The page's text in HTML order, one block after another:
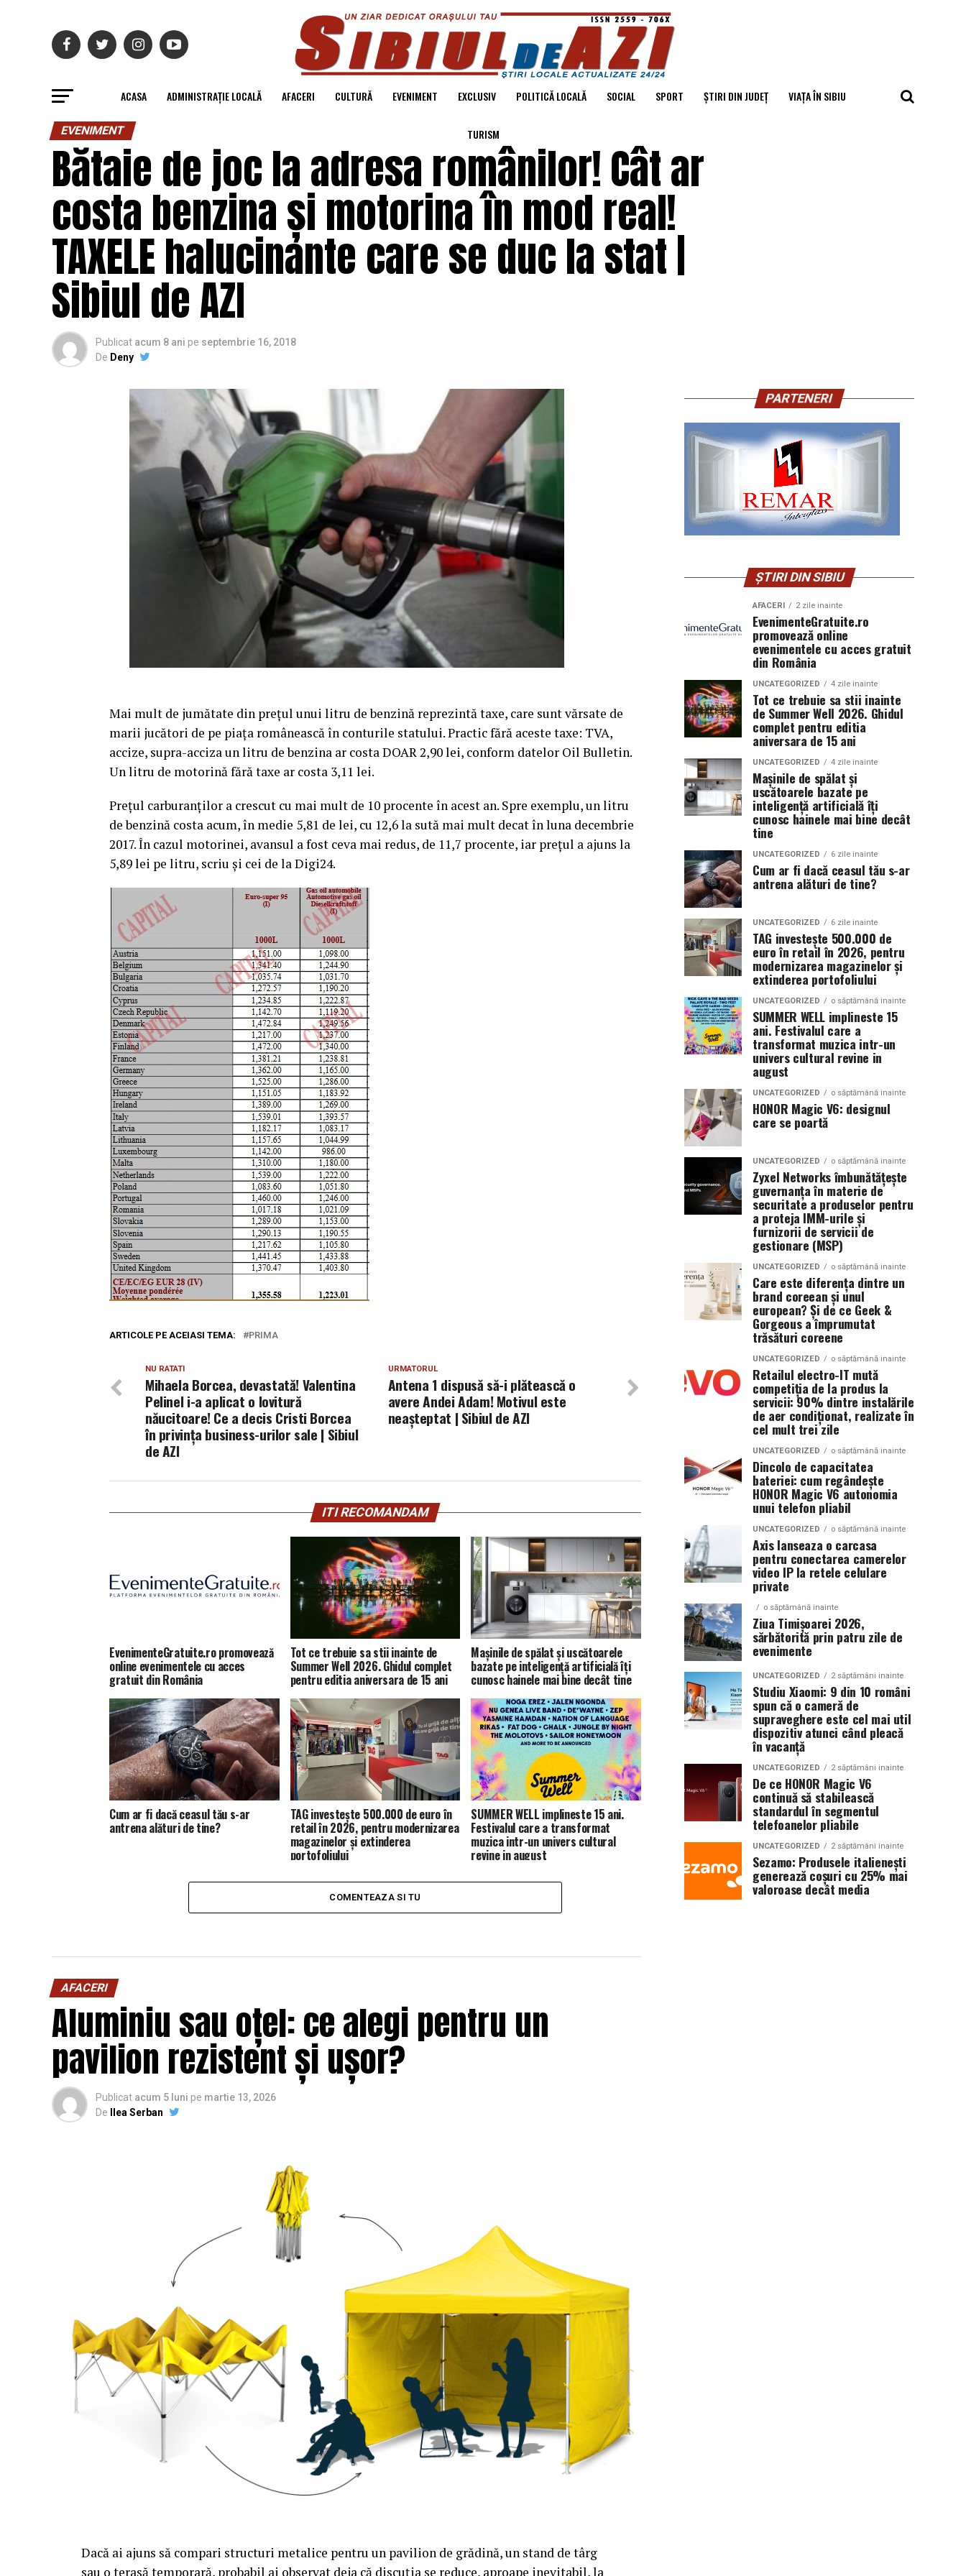
ACASA ADMINISTRAȚIE LOCALĂ AFACERI CULTURĂ EVENIMENT EXCLUSIV POLITICĂ LOCALĂ SOCIAL SPORT ȘTIRI DIN JUDEȚ VIAȚA ÎN SIBIU
TURISM
EVENIMENT
Bătaie de joc la adresa românilor! Cât ar
costa benzina și motorina în mod real!
TAXELE halucinante care se duc la stat |
Sibiul de AZI
Publicat acum 8 ani pe septembrie 16, 2018
De Deny
Mai mult de jumătate din preţul unui litru de benzină reprezintă taxe, care sunt vărsate de
marii jucători de pe piaţa românească în conturile statului. Practic fără aceste taxe: TVA,
accize, supra-acciza un litru de benzina ar costa DOAR 2,90 lei, conform datelor Oil Bulletin.
Un litru de motorină fără taxe ar costa 3,11 lei.
Preţul carburanţilor a crescut cu mai mult de 10 procente în acest an. Spre exemplu, un litru
de benzină costa acum, în medie 5,81 de lei, cu 12,6 la sută mai mult decat în luna decembrie
2017.În cazul motorinei, avansul a fost ceva mai redus, de 11,7 procente, iar preţul a ajuns la
5,89 lei pe litru, scriu şi cei de la Digi24.
ARTICOLE PE ACEIASI TEMA: PRIMA
URMATORUL
Antena 1 dispusă să-i plătească o
avere Andei Adam! Motivul este
neașteptat | Sibiul de AZI
NU RATATI
Mihaela Borcea, devastată! Valentina
Pelinel i-a aplicat o lovitură
năucitoare! Ce a decis Cristi Borcea
în privința business-urilor sale | Sibiul
de AZI
ITI RECOMANDAM
EvenimenteGratuite.ro promovează
online evenimentele cu acces
gratuit din România
Tot ce trebuie sa stii inainte de
Summer Well 2026. Ghidul complet
pentru editia aniversara de 15 ani
Mașinile de spălat și uscătoarele
bazate pe inteligență artificială îți
cunosc hainele mai bine decât tine
Cum ar fi dacă ceasul tău s-ar
antrena alături de tine?
TAG investește 500.000 de euro în
retail în 2026, pentru modernizarea
magazinelor și extinderea
portofoliului
SUMMER WELL implineste 15 ani.
Festivalul care a transformat
muzica intr-un univers cultural
revine in august
COMENTEAZA SI TU
AFACERI
Aluminiu sau oțel: ce alegi pentru un
pavilion rezistent și ușor?
Publicat acum 5 luni pe martie 13, 2026
De
Ilea Serban
Dacă ai ajuns să compari structuri metalice pentru un pavilion de grădină, un stand de târg
sau o terasă temporară, probabil ai observat deja că discuția se reduce, aproape inevitabil, la
PARTENERI
ȘTIRI DIN SIBIU
AFACERI 2 zile inainte
EvenimenteGratuite.ro
promovează online
evenimentele cu acces gratuit
din România
UNCATEGORIZED 4 zile inainte
Tot ce trebuie sa stii inainte
de Summer Well 2026. Ghidul
complet pentru editia
aniversara de 15 ani
UNCATEGORIZED 4 zile inainte
Mașinile de spălat și
uscătoarele bazate pe
inteligență artificială îți
cunosc hainele mai bine decât
tine
UNCATEGORIZED 6 zile inainte
Cum ar fi dacă ceasul tău s-ar
antrena alături de tine?
UNCATEGORIZED 6 zile inainte
TAG investește 500.000 de
euro în retail în 2026, pentru
modernizarea magazinelor și
extinderea portofoliului
UNCATEGORIZED o săptămână inainte
SUMMER WELL implineste 15
ani. Festivalul care a
transformat muzica intr-un
univers cultural revine in
august
UNCATEGORIZED o săptămână inainte
HONOR Magic V6: designul
care se poartă
UNCATEGORIZED o săptămână inainte
Zyxel Networks îmbunătățește
guvernanța în materie de
securitate a produselor pentru
a proteja IMM-urile și
furnizorii de servicii de
gestionare (MSP)
UNCATEGORIZED o săptămână inainte
Care este diferența dintre un
brand coreean și unul
european? Și de ce Geek &
Gorgeous a împrumutat
trăsături coreene
UNCATEGORIZED o săptămână inainte
Retailul electro-IT mută
competiția de la produs la
servicii: 90% dintre instalările
de aer condiționat, realizate în
cel mult trei zile
UNCATEGORIZED o săptămână inainte
Dincolo de capacitatea
bateriei: cum regândește
HONOR Magic V6 autonomia
unui telefon pliabil
UNCATEGORIZED o săptămână inainte
Axis lanseaza o carcasa
pentru conectarea camerelor
video IP la retele celulare
private
o săptămână inainte
Ziua Timișoarei 2026,
sărbătorită prin patru zile de
evenimente
UNCATEGORIZED 2 săptămâni inainte
Studiu Xiaomi: 9 din 10 români
spun că o cameră de
supraveghere este cel mai util
dispozitiv atunci când pleacă
în vacanță
UNCATEGORIZED 2 săptămâni inainte
De ce HONOR Magic V6
continuă să stabilească
standardul în segmentul
telefoanelor pliabile
UNCATEGORIZED 2 săptămâni inainte
Sezamo: Produsele italienești
generează coșuri cu 25% mai
valoroase decât media